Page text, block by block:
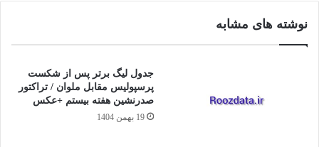
نوشته های مشابه
جدول لیگ برتر پس از شکست
پرسپولیس مقابل ملوان / تراکتور
صدرنشین هفته بیستم +عکس
19 بهمن 1404